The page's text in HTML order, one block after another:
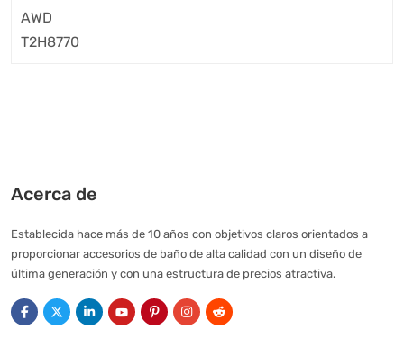
Acerca de
Establecida hace más de 10 años con objetivos claros orientados a
proporcionar accesorios de baño de alta calidad con un diseño de
última generación y con una estructura de precios atractiva.